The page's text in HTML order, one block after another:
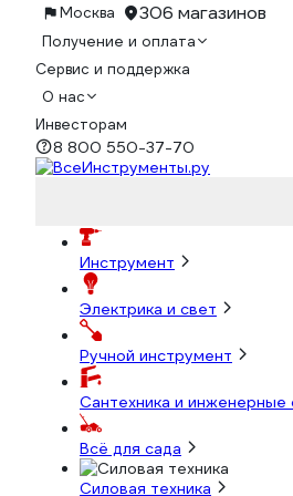
Москва 306 магазинов
Получение и оплата
Сервис и поддержка
О нас
Инвесторам
8 800 550-37-70
Инструмент
Электрика и свет
Ручной инструмент
Сантехника и инженерные
Всё для сада
Силовая техника